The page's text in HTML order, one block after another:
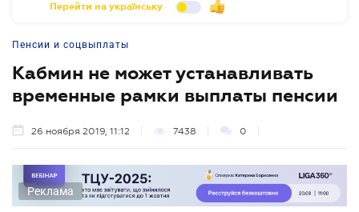
Перейти на українську
Пенсии и соцвыплаты
Кабмин не может устанавливать
временные рамки выплаты пенсии
26 ноября 2019, 11:12 7438 0
Реклама